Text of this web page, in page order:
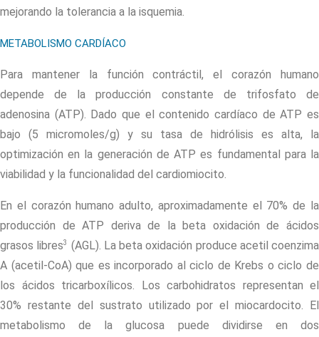
mejorando la tolerancia a la isquemia.
METABOLISMO CARDÍACO
Para mantener la función contráctil, el corazón humano
depende de la producción constante de trifosfato de
adenosina (ATP). Dado que el contenido cardíaco de ATP es
bajo (5 micromoles/g) y su tasa de hidrólisis es alta, la
optimización en la generación de ATP es fundamental para la
viabilidad y la funcionalidad del cardiomiocito.
En el corazón humano adulto, aproximadamente el 70% de la
producción de ATP deriva de la beta oxidación de ácidos
grasos libres3
(AGL). La beta oxidación produce acetil coenzima
A (acetil-CoA) que es incorporado al ciclo de Krebs o ciclo de
los ácidos tricarboxílicos. Los carbohidratos representan el
30% restante del sustrato utilizado por el miocardocito. El
metabolismo de la glucosa puede dividirse en dos